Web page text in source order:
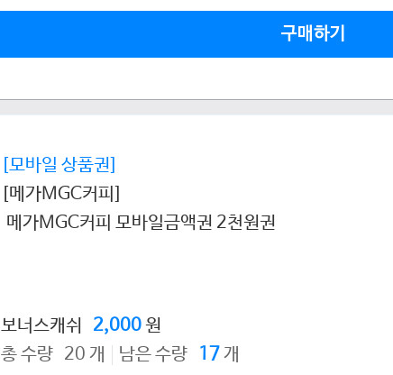
구매하기
[모바일 상품권]
[메가MGC커피]
메가MGC커피 모바일금액권 2천원권
보너스캐쉬 2,000원
총 수량 20 개
남은 수량 17개